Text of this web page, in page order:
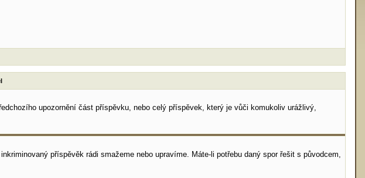
upozornění část příspěvku, nebo celý příspěvek, který je vůči komukoliv urážlivý,
příspěvěk rádi smažeme nebo upravíme. Máte-li potřebu daný spor řešit s původcem,